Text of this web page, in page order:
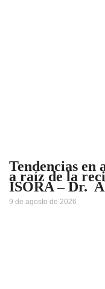
Tendencias
a raíz de la
ISORA – Dr.
9 de agosto de 2026